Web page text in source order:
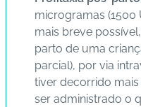
microgramas (1500
mais breve
parto de uma
parcial), por via
tiver decorrido
ser administrado o